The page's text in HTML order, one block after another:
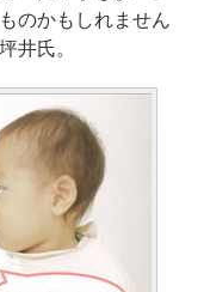
のかもしれません
井氏。